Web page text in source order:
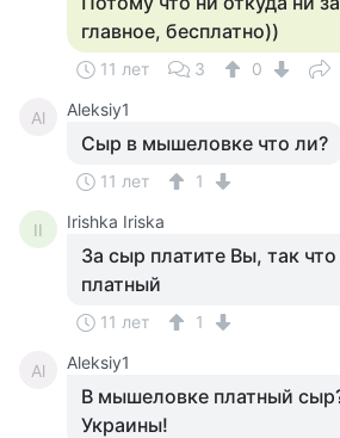
главное, бесплатно))
11 лет 3 0
Al Aleksiy1
Сыр в мышеловке что ли?
11 лет 1
II Irishka Iriska
За сыр платите Вы, так
платный
11 лет 1
Al Aleksiy1
В мышеловке платный
Украины!